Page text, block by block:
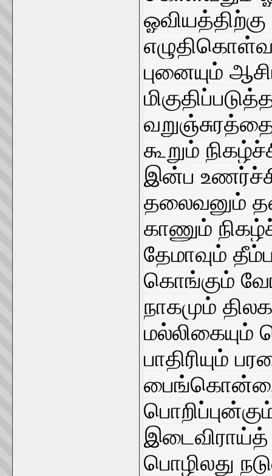
புனையும்
கூறும்
இன்ப
தலைவனும்
காணும்
தேமாவும்
கொங்கும்
நாகமும்
பாதிரியும்
இடைவிராய்த்
பொழிலது